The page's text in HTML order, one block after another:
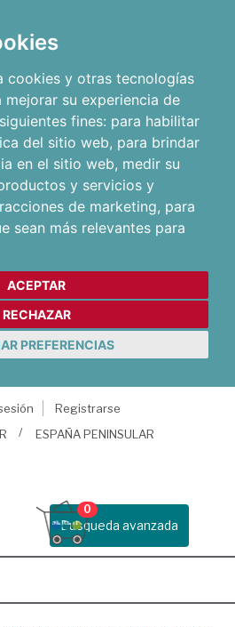
cookies y otras tecnologías
su experiencia de
fines: para habilitar
del sitio web, para brindar
en el sitio web, medir su
y servicios y
de marketing, para
sean más relevantes para
ACEPTAR
RECHAZAR
PREFERENCIAS
Registrarse
ESPAÑA PENINSULAR
Busqueda avanzada
0